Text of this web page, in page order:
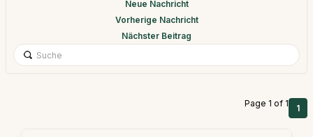
Neue Nachricht
Vorherige Nachricht
Nächster Beitrag
Page 1 of 1 1